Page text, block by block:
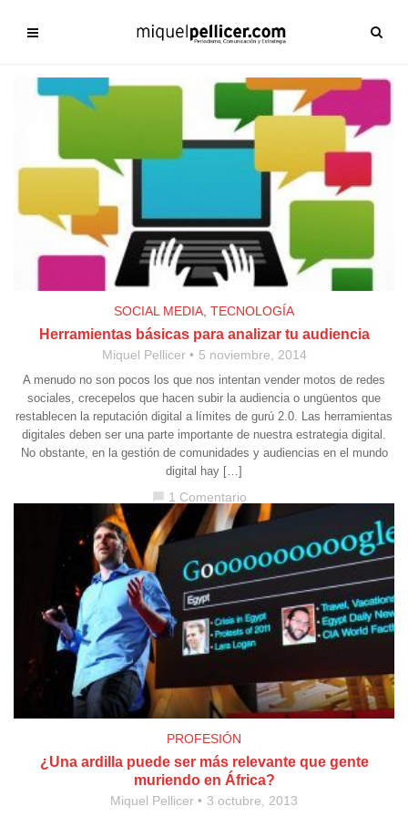
SOCIAL MEDIA TECNOLOGÍA
Herramientas básicas para analizar tu audiencia
Miquel Pellicer 5 noviembre, 2014
A menudo no son pocos los que nos intentan vender motos de redes
sociales, crecepelos que hacen subir la audiencia o ungüentos que
restablecen la reputación digital a límites de gurú 2.0. Las herramientas
digitales deben ser una parte importante de nuestra estrategia digital.
No obstante, en la gestión de comunidades y audiencias en el mundo
digital hay […]
chat_bubble 1 Comentario
PROFESIÓN
¿Una ardilla puede ser más relevante que gente
muriendo en África?
Miquel Pellicer 3 octubre, 2013